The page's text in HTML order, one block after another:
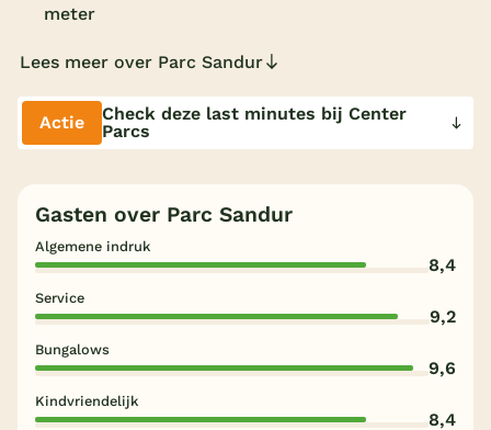
Bestemmingen
Nederland
Texel
meter
Lees meer over Parc Sandur
Actie
Check deze last minutes bij Center
Parcs
Gasten over Parc Sandur
Algemene indruk
8,4
Service
9,2
Bungalows
9,6
Kindvriendelijk
8,4